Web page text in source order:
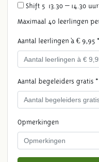
Shift 5 13.30 – 14.30 uur
Maximaal 40 leerlingen
Aantal leerlingen à € 9,95 *
Aantal begeleiders gratis *
Opmerkingen